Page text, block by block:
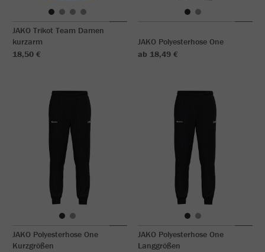
JAKO Trikot Team Damen
kurzarm
18,50 €
JAKO Polyesterhose One
ab 18,49 €
JAKO Polyesterhose One
Kurzgrößen
JAKO Polyesterhose One
Langgrößen